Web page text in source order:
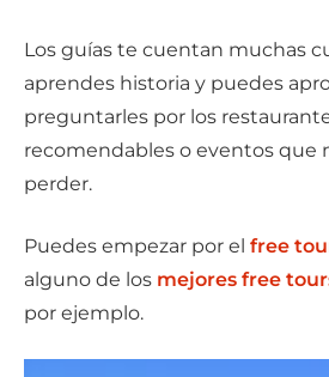
Los guías te cuentan muchas
aprendes historia y puedes
preguntarles por los
recomendables o eventos que
perder.
Puedes empezar por el free
alguno de los mejores free
por ejemplo.